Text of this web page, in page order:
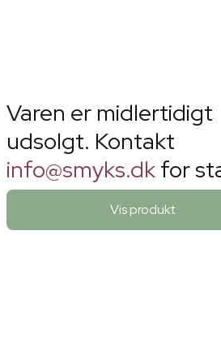
Varen er midlertidigt
udsolgt. Kontakt
info@smyks.dkfor
Vis produkt